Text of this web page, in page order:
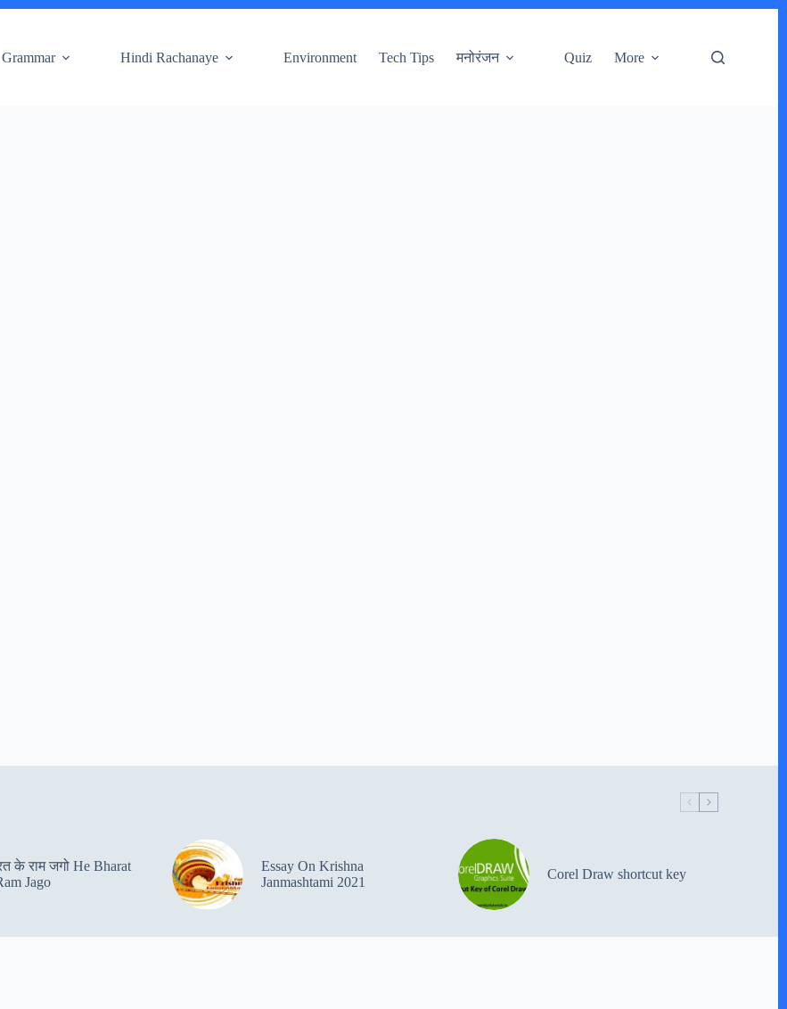
Grammar Hindi Rachanaye Environment Tech Tips मनोरंजन Quiz More
के राम जगो He Bharat
Jago
Essay On Krishna
Janmashtami 2021
Corel Draw shortcut key